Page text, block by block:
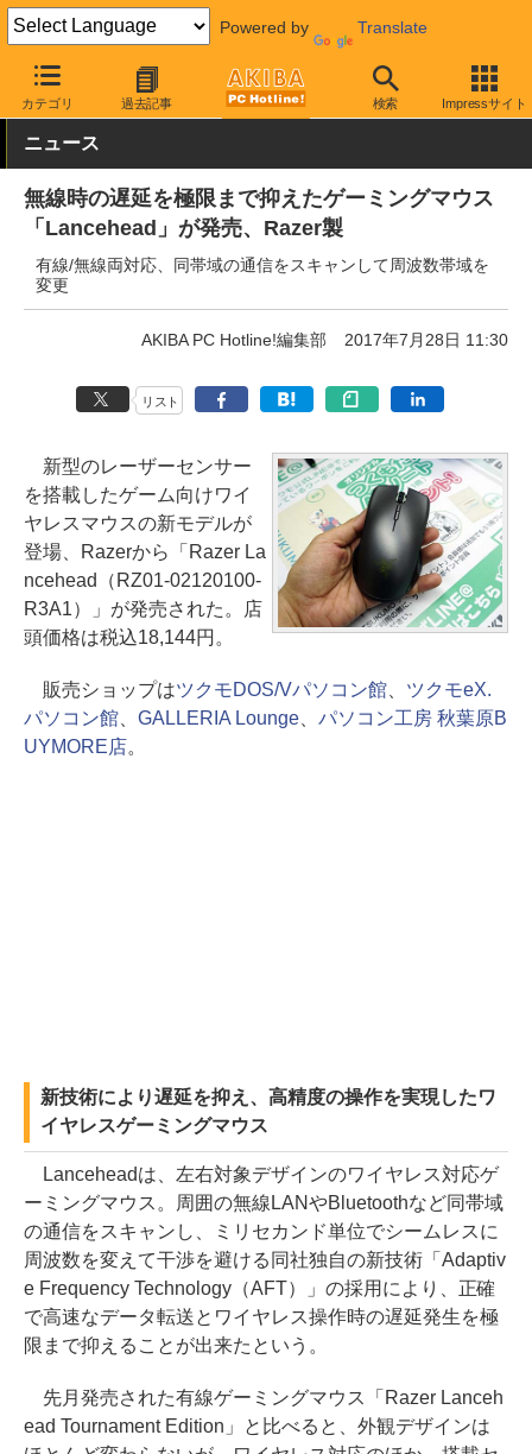
Powered by Translate
カテゴリ 過去記事 検索 Impressサイト
AKIBA PC Hotline! PC周辺機器 マウス ゲーミングマウス
ニュース
無線時の遅延を極限まで抑えたゲーミングマウス
「Lancehead」が発売、Razer製
有線/無線両対応、同帯域の通信をスキャンして周波数帯域を
変更
AKIBA PC Hotline!編集部 2017年7月28日 11:30
リスト
新型のレーザーセンサー
を搭載したゲーム向けワイ
ヤレスマウスの新モデルが
登場、Razerから「Razer La
ncehead（RZ01-02120100-
R3A1）」が発売された。店
頭価格は税込18,144円。
販売ショップはツクモDOS/Vパソコン館、 ツクモeX.
パソコン館、 GALLERIA Lounge、 パソコン工房 秋葉原B
UYMORE店。
新技術により遅延を抑え、高精度の操作を実現したワ
イヤレスゲーミングマウス
Lanceheadは、左右対象デザインのワイヤレス対応ゲ
ーミングマウス。周囲の無線LANやBluetoothなど同帯域
の通信をスキャンし、ミリセカンド単位でシームレスに
周波数を変えて干渉を避ける同社独自の新技術「Adaptiv
e Frequency Technology（AFT）」の採用により、正確
で高速なデータ転送とワイヤレス操作時の遅延発生を極
限まで抑えることが出来たという。
先月発売された有線ゲーミングマウス「Razer Lanceh
ead Tournament Edition」と比べると、外観デザインは